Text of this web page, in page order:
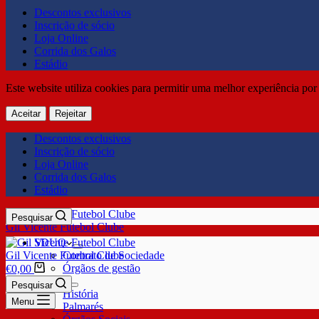
Descontos exclusivos
Inscrição de sócio
Loja Online
Corrida dos Galos
Estádio
Este website utiliza cookies para permitir uma melhor experiência
Aceitar Rejeitar
Descontos exclusivos
Inscrição de sócio
Loja Online
Corrida dos Galos
Estádio
Gil Vicente Futebol Clube
Pesquisar
SDUQ
Contrato de Sociedade
Órgãos de gestão
Clube
História
Palmarés
Gil Vicente Futebol Clube
€0,00
Pesquisar
Menu